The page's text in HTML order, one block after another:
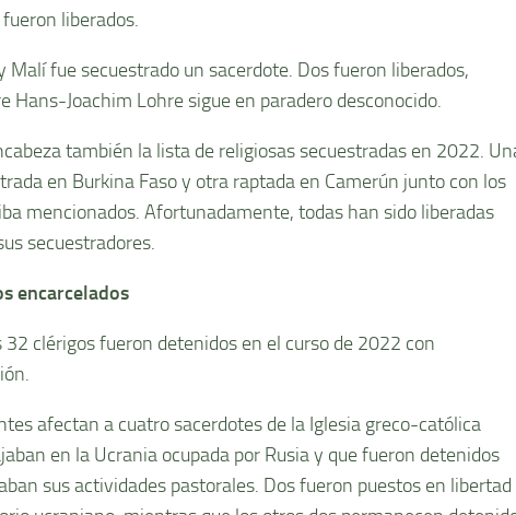
liberados.
Malí fue secuestrado un sacerdote. Dos fueron liberados,
Hans-Joachim Lohre sigue en paradero desconocido.
también la lista de religiosas secuestradas en 2022.
en Burkina Faso y otra raptada en Camerún junto con los
mencionados. Afortunadamente, todas han sido liberadas
secuestradores.
encarcelados
clérigos fueron detenidos en el curso de 2022 con
afectan a cuatro sacerdotes de la Iglesia greco-católica
en la Ucrania ocupada por Rusia y que fueron detenidos
sus actividades pastorales. Dos fueron puestos en libertad